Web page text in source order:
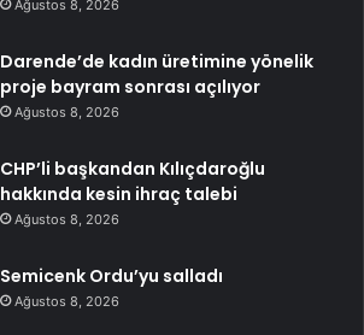
Ağustos 8, 2026
Darende’de kadın üretimine yönelik
proje bayram sonrası açılıyor
Ağustos 8, 2026
CHP’li başkandan Kılıçdaroğlu
hakkında kesin ihraç talebi
Ağustos 8, 2026
Semicenk Ordu’yu salladı
Ağustos 8, 2026